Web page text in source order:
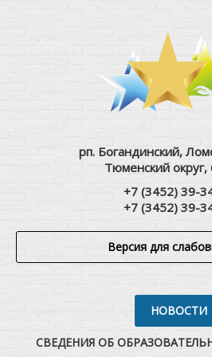
рп. Богандинский,
Тюменский округ,
+7 (3452) 39-
+7 (3452) 39-
Версия для
НОВОСТИ
СВЕДЕНИЯ ОБ